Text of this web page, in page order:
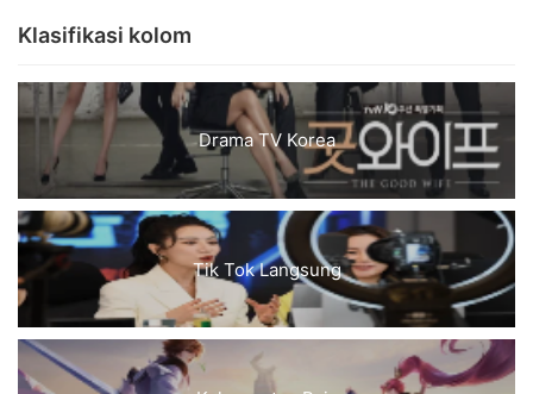
Klasifikasi kolom
Drama TV Korea
Tik Tok Langsung